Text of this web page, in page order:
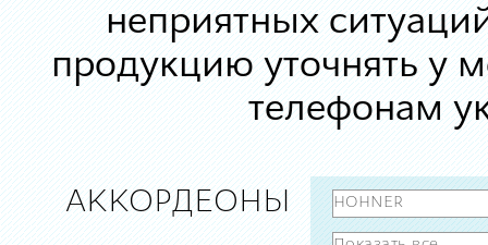
неприятных
продукцию уточнять у
телефонам
АККОРДЕОНЫ